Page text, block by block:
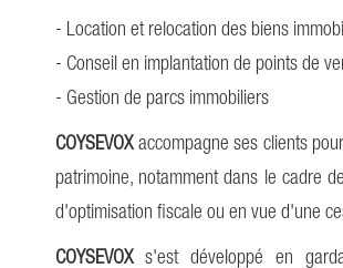
- Location et relocation des biens
- Conseil en implantation de points de
- Gestion de parcs immobiliers
COYSEVOXaccompagne ses clients
patrimoine, notamment dans le cadre
d'optimisation fiscale ou en vue d'une
COYSEVOXs'est développé en